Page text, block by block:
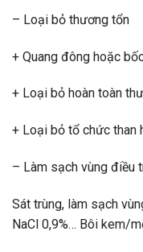
– Loại bỏ thương tổn
+ Quang đông hoặc
+ Loại bỏ hoàn toàn
+ Loại bỏ tổ chức than
– Làm sạch vùng điều
Sát trùng, làm sạch
NaCl 0,9%… Bôi kem/